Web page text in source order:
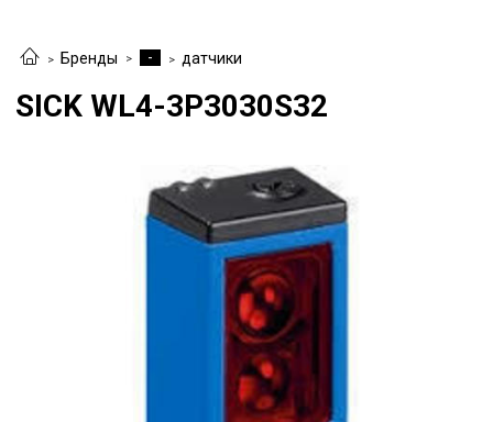
Бренды - датчики
SICK WL4-3P3030S32